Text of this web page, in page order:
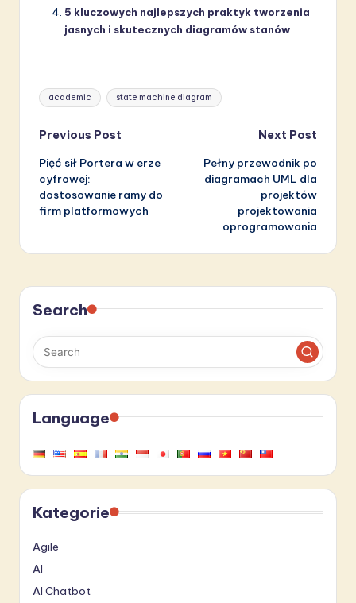
5 kluczowych najlepszych praktyk tworzenia
jasnych i skutecznych diagramów stanów
Tags:
academic state machine diagram
Post
navigation
Previous Post
Pięć sił Portera w erze
cyfrowej:
dostosowanie ramy do
firm platformowych
Next Post
Pełny przewodnik po
diagramach UML dla
projektów
projektowania
oprogramowania
Search
Language
Kategorie
Agile
AI
AI Chatbot